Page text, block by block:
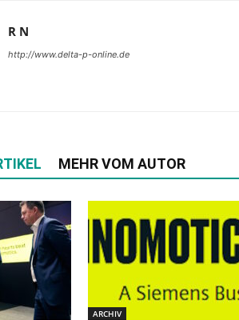
R N
http://www.delta-p-online.de
MEHR VOM AUTOR
ARCHIV